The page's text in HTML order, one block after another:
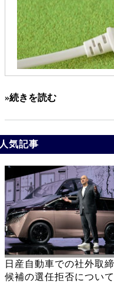
»続きを読む
人気記事
日産自動車での社外取
候補の選任拒否について